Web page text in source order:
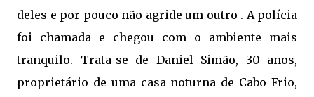
deles e por pouco não agride um outro . A polícia
foi chamada e chegou com o ambiente mais
tranquilo. Trata-se de Daniel Simão, 30 anos,
proprietário de uma casa noturna de Cabo Frio,